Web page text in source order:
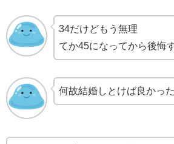
34だけどもう無理
てか45になってから後悔
何故結婚しとけば良かっ